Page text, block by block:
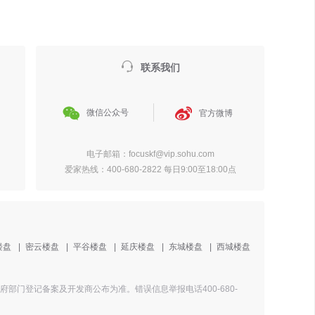
 联系我们
 微信公众号  官方微博
电子邮箱：focuskf@vip.sohu.com
爱家热线：400-680-2822 每日9:00至18:00点
盘 密云楼盘 平谷楼盘 延庆楼盘 东城楼盘
西城楼盘
部门登记备案及开发商公布为准。错误信息举报电话400-680-